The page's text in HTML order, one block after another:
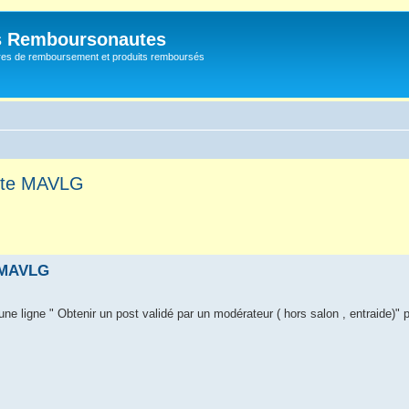
Remboursonautes
de remboursement et produits remboursés
MAVLG
ligne " Obtenir un post validé par un modérateur ( hors salon , entraide)"